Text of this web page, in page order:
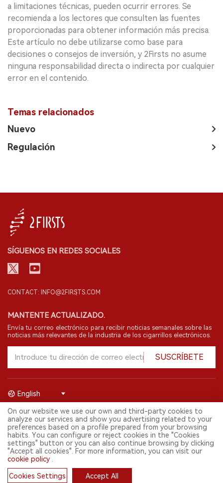
a limitaciones técnicas, pueden ocurrir errores. Se
recomienda a los lectores que consulten las fuentes
proporcionadas para obtener información más precisa.
Este artículo no debe utilizarse como base para
decisiones o consejos de inversión, y 2Firsts no asume
ninguna responsabilidad directa o indirecta por cualquier
error en el contenido.
Temas relacionados
Nuevo
Regulación
SÍGUENOS EN REDES SOCIALES
CONTACT: INFO@2FIRSTS.COM
MANTENTE ACTUALIZADO.
Envía tu correo electrónico para recibir noticias semanales sobre las
noticias más relevantes de la industria de los cigarrillos electrónicos.
SUSCRÍBETE
© 2026 Shenzhen 2FIRSTS Technology Co.,Ltd. Todos los derechos
reservados.
2FIRSTS solo es accesible para profesionales de la industria,
investigadores, medios y otros profesionales. El acceso por menores
está prohibido.
Este sitio web presta servicios a usuarios fuera del territorio chino
continental. Para usuarios en la China continental, por favor
visitahttps://cn.2firsts.com
English
On our website we use our own and third-party cookies to
analyze our services and show you advertising related to your
preferences based on a profile prepared from your browsing
habits. You can configure or reject cookies in the "Cookies
settings" button or you can also continue browsing by clicking
"Accept all cookies". For more information, you can visit our
cookie policy
Cookies Settings Accept All